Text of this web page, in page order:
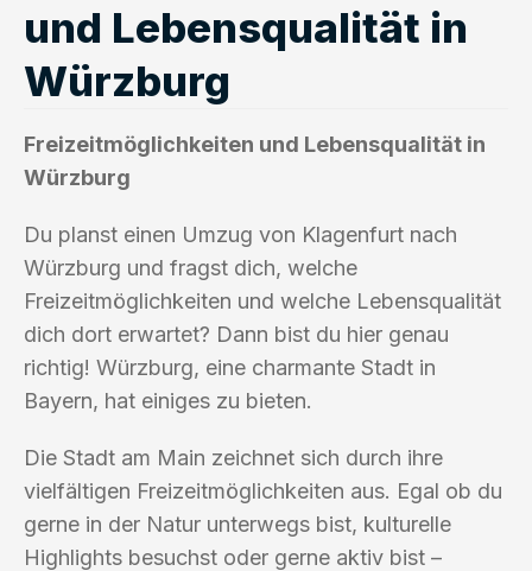
und Lebensqualität in
Würzburg
Freizeitmöglichkeiten und Lebensqualität in
Würzburg
Du planst einen Umzug von Klagenfurt nach
Würzburg und fragst dich, welche
Freizeitmöglichkeiten und welche Lebensqualität
dich dort erwartet? Dann bist du hier genau
richtig! Würzburg, eine charmante Stadt in
Bayern, hat einiges zu bieten.
Die Stadt am Main zeichnet sich durch ihre
vielfältigen Freizeitmöglichkeiten aus. Egal ob du
gerne in der Natur unterwegs bist, kulturelle
Highlights besuchst oder gerne aktiv bist –